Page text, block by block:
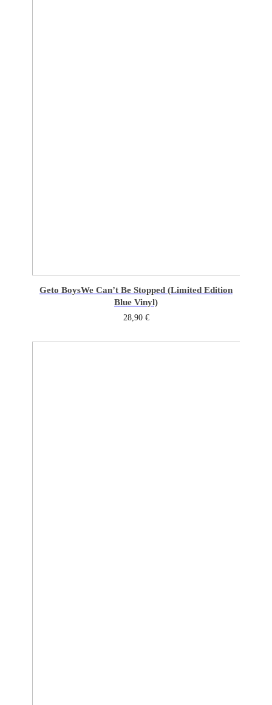
Geto BoysWe Can’t Be Stopped (Limited Edition
Blue Vinyl)
28,90 €